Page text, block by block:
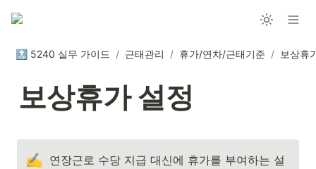
🔝 5240 실무 가이드 / 근태관리 / 휴가/연차/근태기준 / 보상휴
보상휴가 설정
✍️ 연장근로 수당 지급 대신에 휴가를 부여하는 설